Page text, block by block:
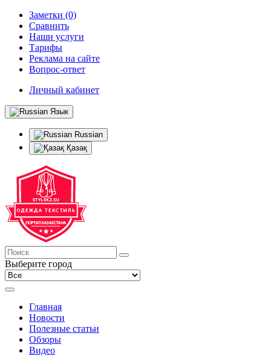
Заметки (0)
Сравнить
Наши услуги
Тарифы
Реклама на сайте
Вопрос-ответ
Личный кабинет
Язык
Russian
Қазақ
Выберите город
Главная
Новости
Полезные статьи
Обзоры
Видео